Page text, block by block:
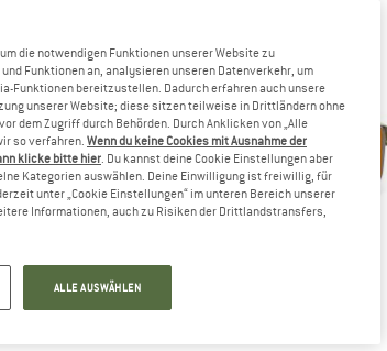
die notwendigen Funktionen unserer Website zu
Funktionen an, analysieren unseren Datenverkehr, um
Funktionen bereitzustellen. Dadurch erfahren auch unsere
unserer Website; diese sitzen teilweise in Drittländern ohne
dem Zugriff durch Behörden. Durch Anklicken von „Alle
so verfahren. Wenn du keine Cookies mit Ausnahme der
klicke bitte hier. Du kannst deine Cookie Einstellungen aber
Kategorien auswählen. Deine Einwilligung ist freiwillig, für
unter „Cookie Einstellungen“ im unteren Bereich unserer
Informationen, auch zu Risiken der Drittlandstransfers,
ALLE AUSWÄHLEN